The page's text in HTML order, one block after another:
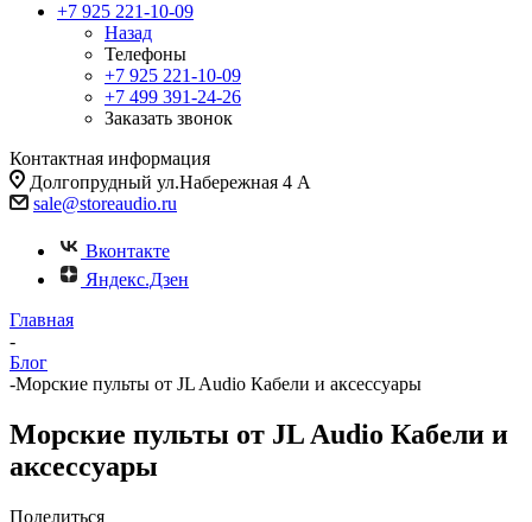
+7 925 221-10-09
Назад
Телефоны
+7 925 221-10-09
+7 499 391-24-26
Заказать звонок
Контактная информация
Долгопрудный ул.Набережная 4 А
sale@storeaudio.ru
Вконтакте
Яндекс.Дзен
Главная
-
Блог
-Морские пульты от JL Audio Кабели и аксессуары
Морские пульты от JL Audio Кабели и
аксессуары
Поделиться